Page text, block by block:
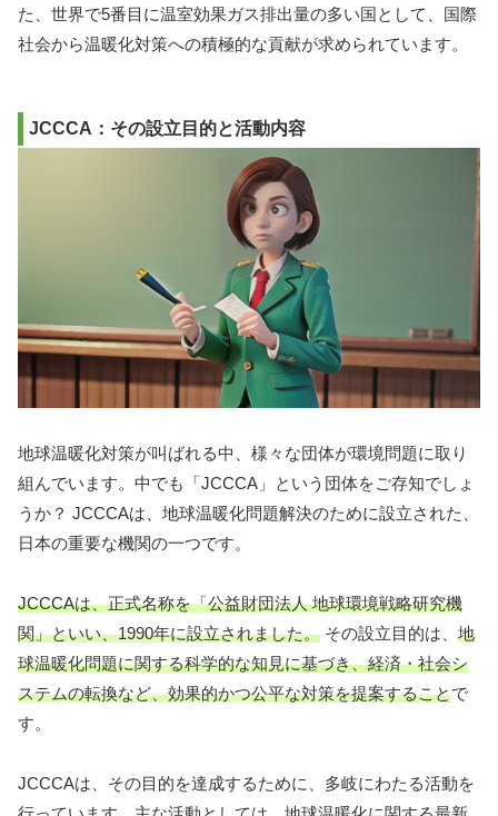
た、世界で5番目に温室効果ガス排出量の多い国として、国際
社会から温暖化対策への積極的な貢献が求められています。
JCCCA：その設立目的と活動内容
地球温暖化対策が叫ばれる中、様々な団体が環境問題に取り
組んでいます。中でも「JCCCA」という団体をご存知でしょ
うか？ JCCCAは、地球温暖化問題解決のために設立された、
日本の重要な機関の一つです。
JCCCAは、正式名称を「公益財団法人 地球環境戦略研究機
関」といい、1990年に設立されました。 その設立目的は、 地
球温暖化問題に関する科学的な知見に基づき、経済・社会シ
ステムの転換など、効果的かつ公平な対策を提案することで
す。
JCCCAは、その目的を達成するために、多岐にわたる活動を